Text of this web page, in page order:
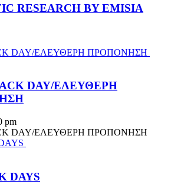
RESEARCH BY EMISIA
DAY/ΕΛΕΥΘΕΡΗ ΠΡΟΠΟΝΗΣΗ
DAY/ΕΛΕΥΘΕΡΗ
pm
DAY/ΕΛΕΥΘΕΡΗ ΠΡΟΠΟΝΗΣΗ
DAYS